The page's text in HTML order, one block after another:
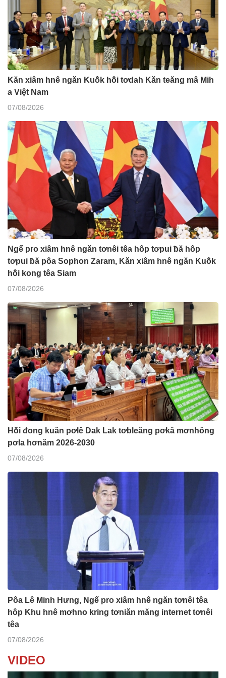
Kăn xiâm hnê ngăn Kuô̆k hô̆i tơdah Kăn teăng mâ Mih
a Việt Nam
07/08/2026
Ngế pro xiâm hnê ngăn tơnêi têa hôp tơpui ƀă hôp
tơpui ƀă pôa Sophon Zaram, Kăn xiâm hnê ngăn Kuô̆k
hô̆i kong têa Siam
07/08/2026
Hô̆i đong kuăn pơlê Dak Lak tơbleăng pơkâ mơnhông
pơla hơnăm 2026-2030
07/08/2026
Pôa Lê Minh Hưng, Ngế pro xiâm hnê ngăn tơnêi têa
hôp Khu hnê mơhno kring tơniăn măng internet tơnêi
têa
07/08/2026
VIDEO